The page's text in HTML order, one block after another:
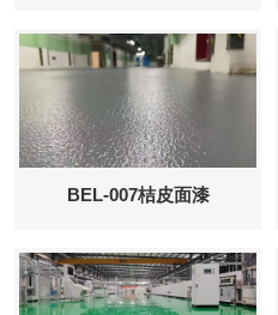
BEL-007桔皮面漆